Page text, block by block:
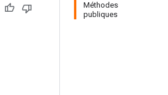
Méthodes
publiques